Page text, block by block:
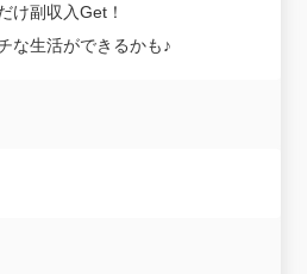
け副収入Get！
な生活ができるかも♪